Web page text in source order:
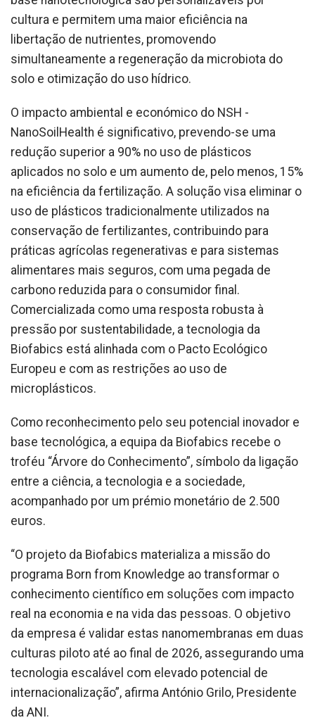
cultura e permitem uma maior eficiência na
libertação de nutrientes, promovendo
simultaneamente a regeneração da microbiota do
solo e otimização do uso hídrico.
O impacto ambiental e económico do NSH -
NanoSoilHealth é significativo, prevendo-se uma
redução superior a 90% no uso de plásticos
aplicados no solo e um aumento de, pelo menos, 15%
na eficiência da fertilização. A solução visa eliminar o
uso de plásticos tradicionalmente utilizados na
conservação de fertilizantes, contribuindo para
práticas agrícolas regenerativas e para sistemas
alimentares mais seguros, com uma pegada de
carbono reduzida para o consumidor final.
Comercializada como uma resposta robusta à
pressão por sustentabilidade, a tecnologia da
Biofabics está alinhada com o Pacto Ecológico
Europeu e com as restrições ao uso de
microplásticos.
Como reconhecimento pelo seu potencial inovador e
base tecnológica, a equipa da Biofabics recebe o
troféu “Árvore do Conhecimento”, símbolo da ligação
entre a ciência, a tecnologia e a sociedade,
acompanhado por um prémio monetário de 2.500
euros.
“O projeto da Biofabics materializa a missão do
programa Born from Knowledge ao transformar o
conhecimento científico em soluções com impacto
real na economia e na vida das pessoas. O objetivo
da empresa é validar estas nanomembranas em duas
culturas piloto até ao final de 2026, assegurando uma
tecnologia escalável com elevado potencial de
internacionalização”, afirma António Grilo, Presidente
da ANI.